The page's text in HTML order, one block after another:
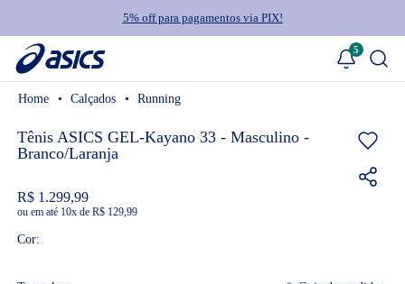
5% off para pagamentos via PIX!
5
Calçados Running
Tênis ASICS GEL-Kayano 33 - Masculino -
Branco/Laranja
R$ 1.299,99
ou 10xde R$ 129,99
Cor: